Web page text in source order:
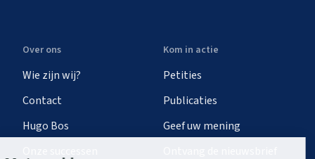
Over ons
Wie zijn wij?
Contact
Hugo Bos
Kom in actie
Petities
Publicaties
Geef uw mening